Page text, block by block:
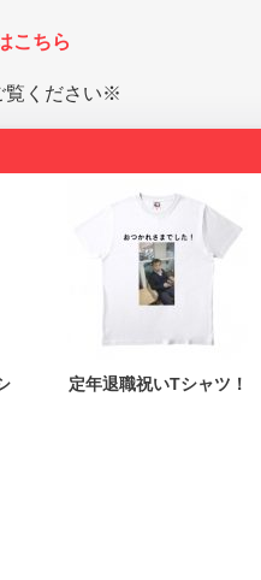
こちら
覧ください※
定年退職祝いTシャツ！